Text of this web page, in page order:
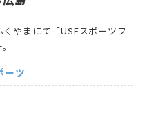
やまにて「USFスポーツフ
ーツ